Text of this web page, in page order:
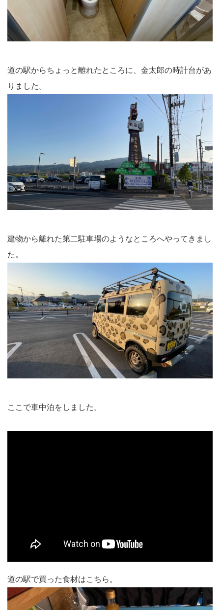
道の駅からちょっと離れたところに、金太郎の時計台があ
りました。
建物から離れた第二駐車場のようなところへやってきまし
た。
ここで車中泊をしました。
道の駅で買った食材はこちら。